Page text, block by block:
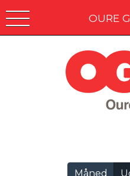
OURE
Måned